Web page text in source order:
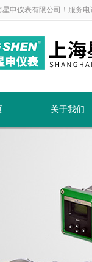
申仪表有限公司！服务电
关于我们